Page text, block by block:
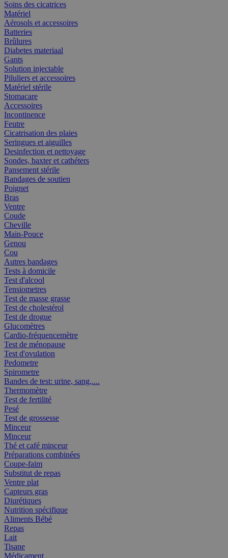
Soins des cicatrices
Matériel
Aérosols et accessoires
Batteries
Brûlures
Diabetes materiaal
Gants
Solution injectable
Piluliers et accessoires
Matériel stérile
Stomacare
Accessoires
Incontinence
Feutre
Cicatrisation des plaies
Seringues et aiguilles
Desinfection et nettoyage
Sondes, baxter et cathéters
Pansement stérile
Bandages de soutien
Poignet
Bras
Ventre
Coude
Cheville
Main-Pouce
Genou
Cou
Autres bandages
Tests à domicile
Test d'alcool
Tensiometres
Test de masse grasse
Test de cholestérol
Test de drogue
Glucomètres
Cardio-fréquencemètre
Test de ménopause
Test d'ovulation
Pedometre
Spirometre
Bandes de test: urine, sang,....
Thermomètre
Test de fertilité
Pesé
Test de grossesse
Minceur
Minceur
Thé et café minceur
Préparations combinées
Coupe-faim
Substitut de repas
Ventre plat
Capteurs gras
Diurétiques
Nutrition spécifique
Aliments Bébé
Repas
Lait
Tisane
Médicament